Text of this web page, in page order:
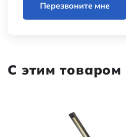
Перезвоните мне
С этим